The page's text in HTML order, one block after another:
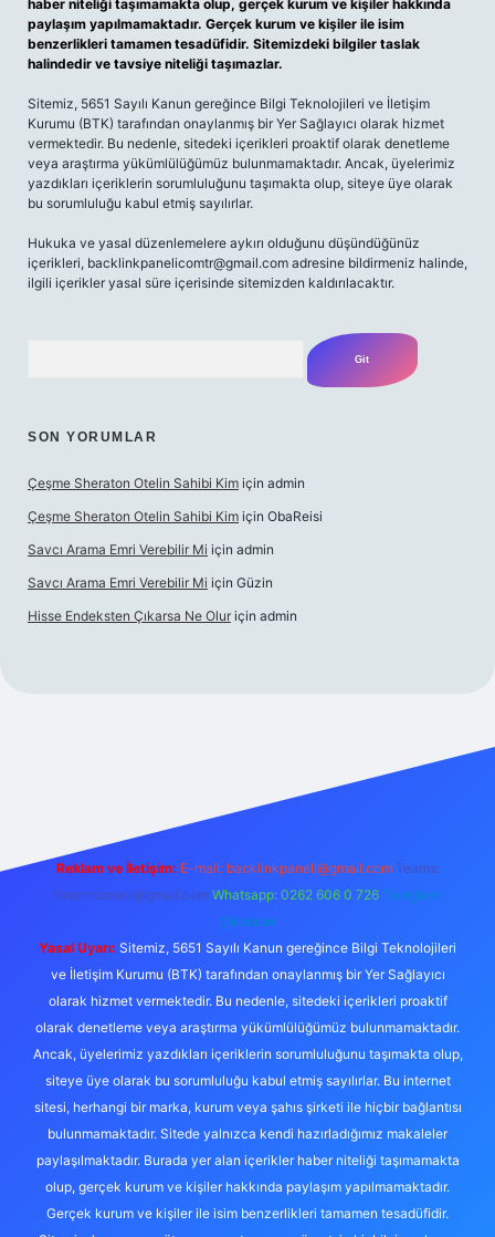
haber niteliği taşımamakta olup, gerçek kurum ve kişiler hakkında
paylaşım yapılmamaktadır. Gerçek kurum ve kişiler ile isim
benzerlikleri tamamen tesadüfidir. Sitemizdeki bilgiler taslak
halindedir ve tavsiye niteliği taşımazlar.
Sitemiz, 5651 Sayılı Kanun gereğince Bilgi Teknolojileri ve İletişim
Kurumu (BTK) tarafından onaylanmış bir Yer Sağlayıcı olarak hizmet
vermektedir. Bu nedenle, sitedeki içerikleri proaktif olarak denetleme
veya araştırma yükümlülüğümüz bulunmamaktadır. Ancak, üyelerimiz
yazdıkları içeriklerin sorumluluğunu taşımakta olup, siteye üye olarak
bu sorumluluğu kabul etmiş sayılırlar.
Hukuka ve yasal düzenlemelere aykırı olduğunu düşündüğünüz
içerikleri, backlinkpanelicomtr@gmail.com adresine bildirmeniz halinde,
ilgili içerikler yasal süre içerisinde sitemizden kaldırılacaktır.
SON YORUMLAR
Çeşme Sheraton Otelin Sahibi Kim için admin
Çeşme Sheraton Otelin Sahibi Kim için ObaReisi
Savcı Arama Emri Verebilir Mi için admin
Savcı Arama Emri Verebilir Mi için Güzin
Hisse Endeksten Çıkarsa Ne Olur için admin
Reklam ve İletişim: E-mail: backlinkpaneli@gmail.com Teams:
forumhizmeti@gmail.com Whatsapp: 0262 606 0 726 Telegram:
@karabul
Yasal Uyarı: Sitemiz, 5651 Sayılı Kanun gereğince Bilgi Teknolojileri
ve İletişim Kurumu (BTK) tarafından onaylanmış bir Yer Sağlayıcı
olarak hizmet vermektedir. Bu nedenle, sitedeki içerikleri proaktif
olarak denetleme veya araştırma yükümlülüğümüz bulunmamaktadır.
Ancak, üyelerimiz yazdıkları içeriklerin sorumluluğunu taşımakta olup,
siteye üye olarak bu sorumluluğu kabul etmiş sayılırlar. Bu internet
sitesi, herhangi bir marka, kurum veya şahıs şirketi ile hiçbir bağlantısı
bulunmamaktadır. Sitede yalnızca kendi hazırladığımız makaleler
paylaşılmaktadır. Burada yer alan içerikler haber niteliği taşımamakta
olup, gerçek kurum ve kişiler hakkında paylaşım yapılmamaktadır.
Gerçek kurum ve kişiler ile isim benzerlikleri tamamen tesadüfidir.